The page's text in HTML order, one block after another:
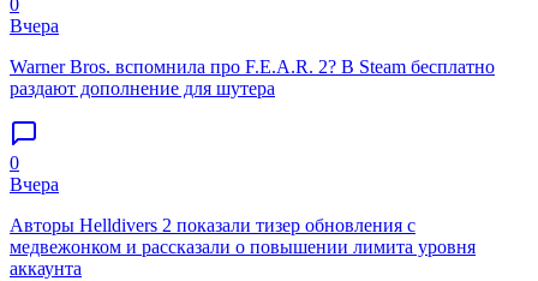
0
Вчера
Warner Bros. вспомнила про F.E.A.R. 2? В Steam бесплатно
раздают дополнение для шутера
0
Вчера
Авторы Helldivers 2 показали тизер обновления с
медвежонком и рассказали о повышении лимита уровня
аккаунта